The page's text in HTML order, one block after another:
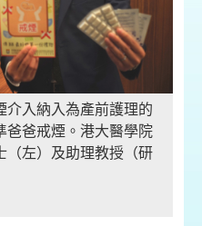
介入納入為產前護理的
爸爸戒煙。港大醫學院
（左）及助理教授（研